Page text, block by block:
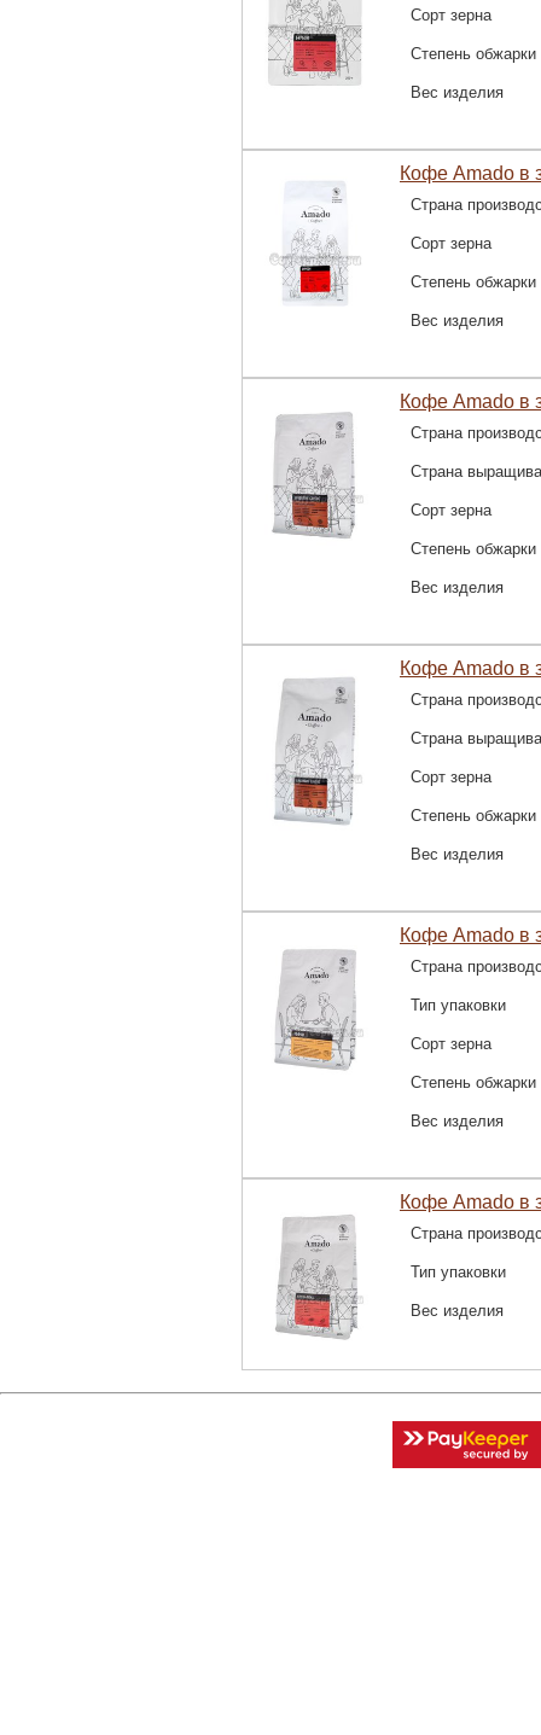
Сорт зерна
Степень обжарки
Вес изделия
Кофе Amado в
Страна
Сорт зерна
Степень обжарки
Вес изделия
Кофе Amado в
Страна
Страна
Сорт зерна
Степень обжарки
Вес изделия
Кофе Amado в
Страна
Страна
Сорт зерна
Степень обжарки
Вес изделия
Кофе Amado в
Страна
Тип упаковки
Сорт зерна
Степень обжарки
Вес изделия
Кофе Amado в
Страна
Тип упаковки
Вес изделия